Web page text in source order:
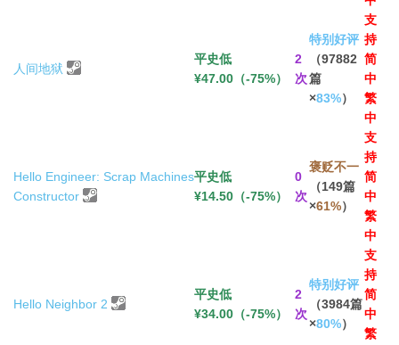
人间地狱
平史低
¥47.00（-75%）
2
次
特别好评
（97882
篇
×83%）
支
持
简
中
繁
中
Hello Engineer: Scrap Machines
Constructor
平史低
¥14.50（-75%）
0
次
褒贬不一
（149篇
×61%）
支
持
简
中
繁
中
Hello Neighbor 2
平史低
¥34.00（-75%）
2
次
特别好评
（3984篇
×80%）
支
持
简
中
繁